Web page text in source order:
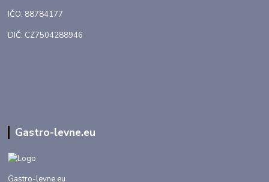
IČO: 88784177
DIČ: CZ7504288946
Gastro-levne.eu
Gastro-levne.eu